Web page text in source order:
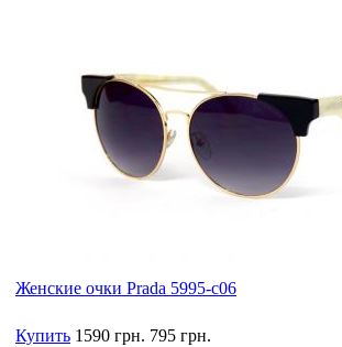
Женские очки Prada 5995-c06
Купить 1590 грн. 795 грн.